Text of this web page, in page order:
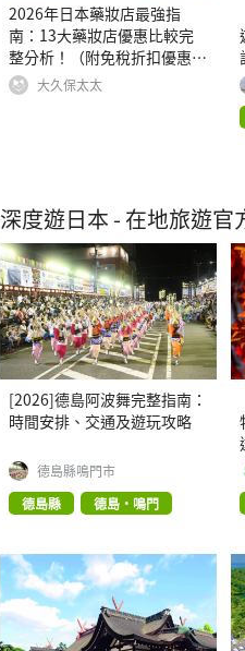
2026年日本藥妝店最強指
南：13大藥妝店優惠比較完
整分析！（附免稅折扣優惠
券）大久保太太
深度遊日本 - 在地旅遊官
[2026]德島阿波舞完整指南：
時間安排、交通及遊玩攻略
德島縣鳴門市
德島縣
德島・鳴門